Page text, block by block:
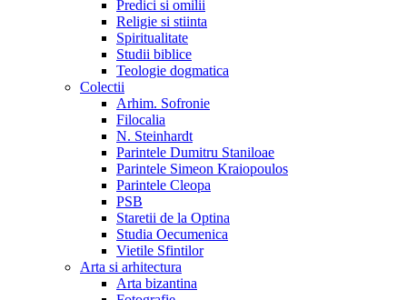
Predici si omilii
Religie si stiinta
Spiritualitate
Studii biblice
Teologie dogmatica
Colectii
Arhim. Sofronie
Filocalia
N. Steinhardt
Parintele Dumitru Staniloae
Parintele Simeon Kraiopoulos
Parintele Cleopa
PSB
Staretii de la Optina
Studia Oecumenica
Vietile Sfintilor
Arta si arhitectura
Arta bizantina